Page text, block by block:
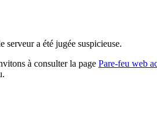
serveur a été jugée suspicieuse.
à consulter la page Pare-feu web